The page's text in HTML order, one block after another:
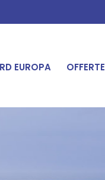
OFFERTE
EUROPA